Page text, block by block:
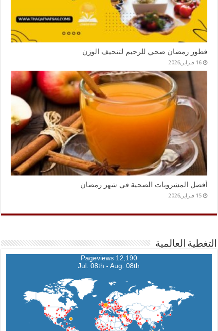
فطور رمضان صحي للرجيم لتنحيف الوزن
16 فبراير,2026
أفضل المشروبات الصحية في شهر رمضان
15 فبراير,2026
التغطية العالمية
12,190 Pageviews
Jul. 08th - Aug. 08th